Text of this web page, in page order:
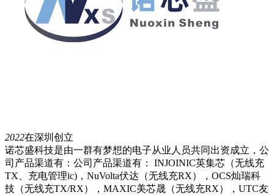
2022在深圳创立
诺芯盛科技是由一群有梦想的电子从业人员共同出资成立，公
司产品渠道有：公司产品渠道有： INJOINIC英集芯（无线充
TX、充电管理ic)，NuVolta伏达（无线充RX），OCS灿瑞科
技（无线充TX/RX），MAXIC美芯晟（无线充RX），UTC友